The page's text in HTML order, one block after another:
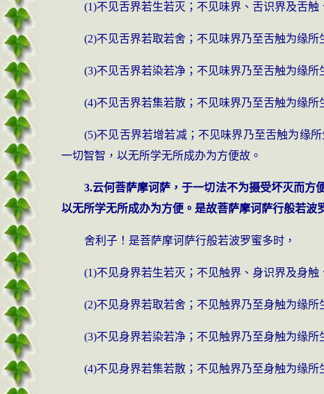
(1)不见舌界若生若灭；不见味界、舌识界及舌触
(2)不见舌界若取若舍；不见味界乃至舌触为缘所
(3)不见舌界若染若净；不见味界乃至舌触为缘所
(4)不见舌界若集若散；不见味界乃至舌触为缘所
(5)不见舌界若增若减；不见味界乃至舌触为缘
一切智智，以无所学无所成办为方便故。
3.云何菩萨摩诃萨，于一切法不为摄受坏灭而方
以无所学无所成办为方便。是故菩萨摩诃萨行般若
舍利子！是菩萨摩诃萨行般若波罗蜜多时，
(1)不见身界若生若灭；不见触界、身识界及身触
(2)不见身界若取若舍；不见触界乃至身触为缘所
(3)不见身界若染若净；不见触界乃至身触为缘所
(4)不见身界若集若散；不见触界乃至身触为缘所